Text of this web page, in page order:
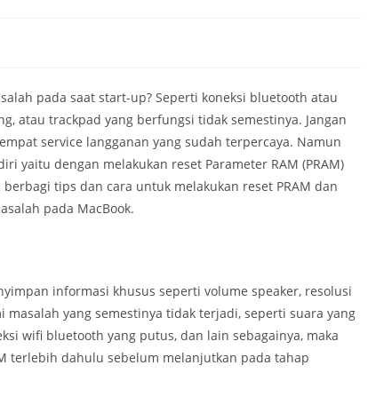
pada saat start-up? Seperti koneksi bluetooth atau
atau trackpad yang berfungsi tidak semestinya. Jangan
service langganan yang sudah terpercaya. Namun
yaitu dengan melakukan reset Parameter RAM (PRAM)
tips dan cara untuk melakukan reset PRAM dan
pada MacBook.
informasi khusus seperti volume speaker, resolusi
yang semestinya tidak terjadi, seperti suara yang
wifi bluetooth yang putus, dan lain sebagainya, maka
terlebih dahulu sebelum melanjutkan pada tahap